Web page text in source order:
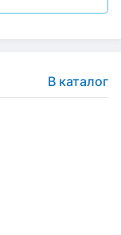
В каталог